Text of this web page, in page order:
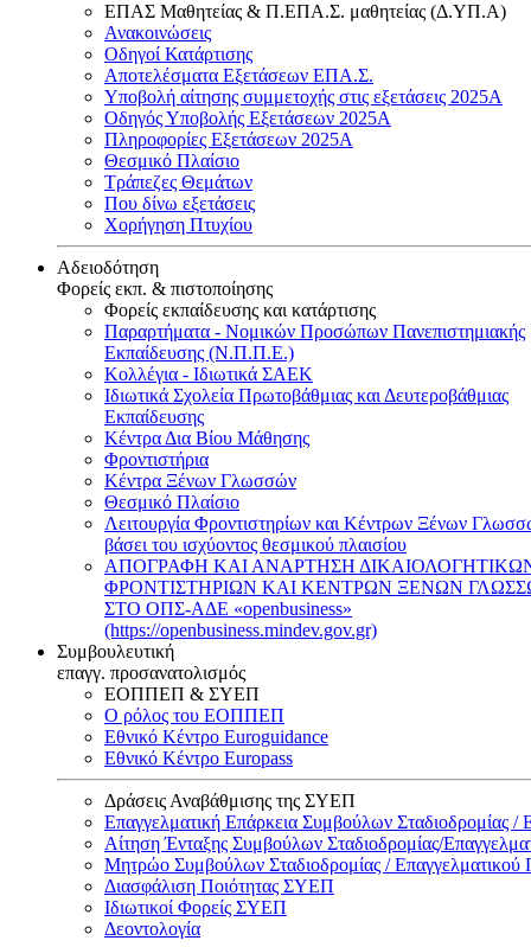
ΕΠΑΣ Μαθητείας & Π.ΕΠΑ.Σ. μαθητείας (Δ.ΥΠ.Α)
Ανακοινώσεις
Oδηγοί Κατάρτισης
Αποτελέσματα Εξετάσεων ΕΠΑ.Σ.
Υποβολή αίτησης συμμετοχής στις εξετάσεις 2025Α
Οδηγός Υποβολής Εξετάσεων 2025A
Πληροφορίες Εξετάσεων 2025Α
Θεσμικό Πλαίσιο
Τράπεζες Θεμάτων
Που δίνω εξετάσεις
Χορήγηση Πτυχίου
Αδειοδότηση
Φορείς εκπ. & πιστοποίησης
Φορείς εκπαίδευσης και κατάρτισης
Παραρτήματα - Νομικών Προσώπων Πανεπιστημιακής
Εκπαίδευσης (Ν.Π.Π.Ε.)
Κολλέγια - Ιδιωτικά ΣΑΕΚ
Ιδιωτικά Σχολεία Πρωτοβάθμιας και Δευτεροβάθμιας
Εκπαίδευσης
Κέντρα Δια Βίου Μάθησης
Φροντιστήρια
Κέντρα Ξένων Γλωσσών
Θεσμικό Πλαίσιο
Λειτουργία Φροντιστηρίων και Κέντρων Ξένων
βάσει του ισχύοντος θεσμικού πλαισίου
ΑΠΟΓΡΑΦΗ ΚΑΙ ΑΝΑΡΤΗΣΗ
ΦΡΟΝΤΙΣΤΗΡΙΩΝ ΚΑΙ ΚΕΝΤΡΩΝ ΞΕΝΩΝ
ΣΤΟ ΟΠΣ-ΑΔΕ «openbusiness»
(https://openbusiness.mindev.gov.gr)
Συμβουλευτική
επαγγ. προσανατολισμός
ΕΟΠΠΕΠ & ΣΥΕΠ
Ο ρόλος του ΕΟΠΠΕΠ
Εθνικό Κέντρο Euroguidance
Εθνικό Κέντρο Europass
Δράσεις Αναβάθμισης της ΣΥΕΠ
Επαγγελματική Επάρκεια Συμβούλων Σταδιοδρομίας /
Αίτηση Ένταξης Συμβούλων Σταδιοδρομίας/
Μητρώο Συμβούλων Σταδιοδρομίας / Επαγγελματικού
Διασφάλιση Ποιότητας ΣΥΕΠ
Ιδιωτικοί Φορείς ΣΥΕΠ
Δεοντολογία